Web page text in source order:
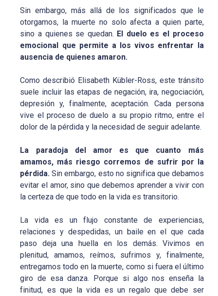
Sin embargo, más allá de los significados que le
otorgamos, la muerte no solo afecta a quien parte,
sino a quienes se quedan. El duelo es el proceso
emocional que permite a los vivos enfrentar la
ausencia de quienes amaron.
Como describió Elisabeth Kübler-Ross, este tránsito
suele incluir las etapas de negación, ira, negociación,
depresión y, finalmente, aceptación. Cada persona
vive el proceso de duelo a su propio ritmo, entre el
dolor de la pérdida y la necesidad de seguir adelante.
La paradoja del amor es que cuanto más
amamos, más riesgo corremos de sufrir por la
pérdida.Sin embargo, esto no significa que debamos
evitar el amor, sino que debemos aprender a vivir con
la certeza de que todo en la vida es transitorio.
La vida es un flujo constante de experiencias,
relaciones y despedidas, un baile en el que cada
paso deja una huella en los demás. Vivimos en
plenitud, amamos, reímos, sufrimos y, finalmente,
entregamos todo en la muerte, como si fuera el último
giro de esa danza. Porque si algo nos enseña la
finitud, es que la vida es un regalo que debe ser